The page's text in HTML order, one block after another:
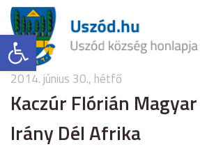
Eszköztár megnyitása
2014. június 30., hétfő
Kaczúr Flórián
Irány Dél Afrika